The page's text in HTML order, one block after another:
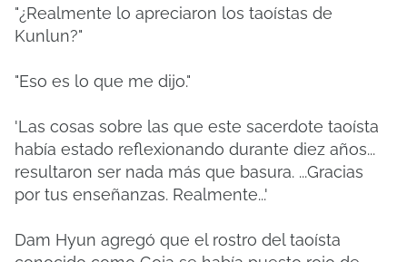
"¿Realmente lo apreciaron los taoístas de
Kunlun?"
"Eso es lo que me dijo."
'Las cosas sobre las que este sacerdote taoísta
había estado reflexionando durante diez años...
resultaron ser nada más que basura. ...Gracias
por tus enseñanzas. Realmente...'
Dam Hyun agregó que el rostro del taoísta